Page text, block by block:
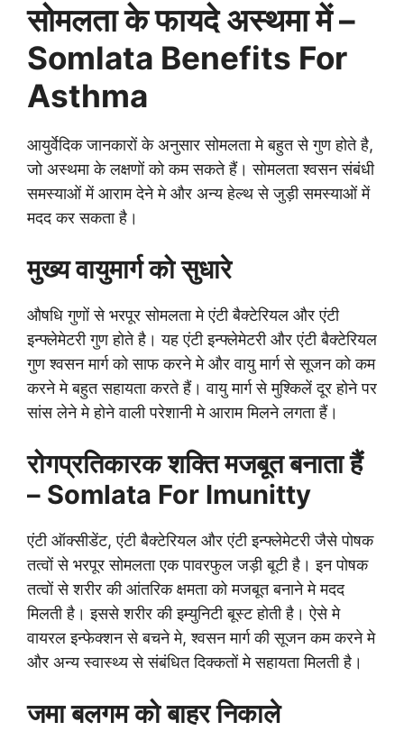
सोमलता के फायदे अस्थमा में –
Somlata Benefits For
Asthma
आयुर्वेदिक जानकारों के अनुसार सोमलता मे बहुत से गुण होते है,
जो अस्थमा के लक्षणों को कम सकते हैं। सोमलता श्वसन संबंधी
समस्याओं में आराम देने मे और अन्य हेल्थ से जुड़ी समस्याओं में
मदद कर सकता है।
मुख्य वायुमार्ग को सुधारे
औषधि गुणों से भरपूर सोमलता मे एंटी बैक्टेरियल और एंटी
इन्फ्लेमेटरी गुण होते है। यह एंटी इन्फ्लेमेटरी और एंटी बैक्टेरियल
गुण श्वसन मार्ग को साफ करने मे और वायु मार्ग से सूजन को कम
करने मे बहुत सहायता करते हैं। वायु मार्ग से मुश्किलें दूर होने पर
सांस लेने मे होने वाली परेशानी मे आराम मिलने लगता हैं।
रोगप्रतिकारक शक्ति मजबूत बनाता हैं
– Somlata For Imunitty
एंटी ऑक्सीडेंट, एंटी बैक्टेरियल और एंटी इन्फ्लेमेटरी जैसे पोषक
तत्वों से भरपूर सोमलता एक पावरफुल जड़ी बूटी है। इन पोषक
तत्वों से शरीर की आंतरिक क्षमता को मजबूत बनाने मे मदद
मिलती है। इससे शरीर की इम्युनिटी बूस्ट होती है। ऐसे मे
वायरल इन्फेक्शन से बचने मे, श्वसन मार्ग की सूजन कम करने मे
और अन्य स्वास्थ्य से संबंधित दिक्कतों मे सहायता मिलती है।
जमा बलगम को बाहर निकाले